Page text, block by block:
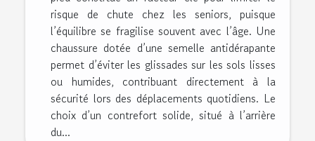
risque de chute chez les seniors, puisque
l’équilibre se fragilise souvent avec l’âge. Une
chaussure dotée d’une semelle antidérapante
permet d’éviter les glissades sur les sols lisses
ou humides, contribuant directement à la
sécurité lors des déplacements quotidiens. Le
choix d’un contrefort solide, situé à l’arrière
du...